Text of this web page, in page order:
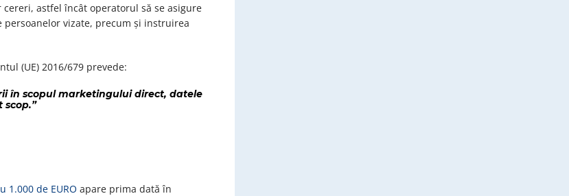
astfel încât operatorul să se asigure
vizate, precum și instruirea
(UE) 2016/679 prevede:
în scopul marketingului direct, datele
1.000 de EURO apare prima dată în